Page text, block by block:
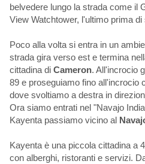
belvedere lungo la strada come il
View Watchtower, l'ultimo prima
Poco alla volta si entra in un
strada gira verso est e termina
cittadina di Cameron. All'incrocio
89 e proseguiamo fino all'incrocio
dove svoltiamo a destra in
Ora siamo entrati nel "Navajo
Kayenta passiamo vicino al
Kayenta è una piccola cittadina a
con alberghi, ristoranti e servizi.